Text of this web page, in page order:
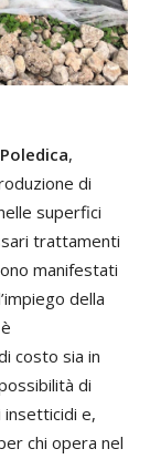
,
di
superfici
trattamenti
manifestati
della
costo sia in
di
e,
chi opera nel